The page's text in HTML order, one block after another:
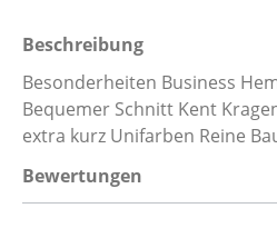
Beschreibung
Besonderheiten Business
Bequemer Schnitt Kent
extra kurz Unifarben Reine
Bewertungen